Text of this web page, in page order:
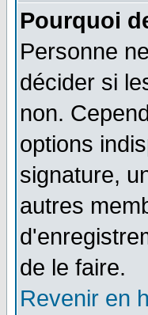
Pourquoi
Personne
décider si
non.
options
signature,
autres
de le faire.
Revenir en